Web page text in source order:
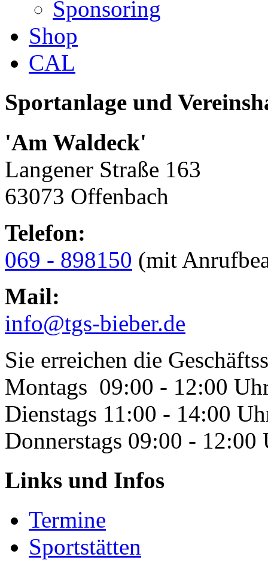
Sponsoring
Shop
CAL
Sportanlage und
'Am Waldeck'
Langener Straße 163
63073 Offenbach
Telefon:
069 - 898150 (mit
Mail:
info@tgs-bieber.de
Sie erreichen die
Montags 09:00 - 12:00
Dienstags 11:00 - 14:00
Donnerstags 09:00 - 12:00
Links und Infos
Termine
Sportstätten